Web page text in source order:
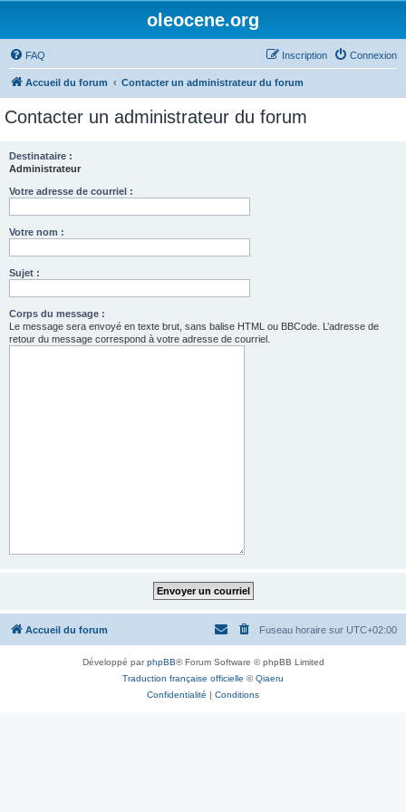
oleocene.org
FAQ Connexion
Inscription
Accueil du forum Contacter un administrateur du forum
Contacter un administrateur du forum
Destinataire :
Administrateur
Votre adresse de courriel :
Votre nom :
Sujet :
Corps du message :
Le message sera envoyé en texte brut, sans balise HTML ou BBCode. L’adresse de
retour du message correspond à votre adresse de courriel.
Accueil du forum Fuseau horaire sur UTC+02:00
Développé parphpBB® Forum Software © phpBB Limited
Traduction française officielle ©Qiaeru
Confidentialité | Conditions